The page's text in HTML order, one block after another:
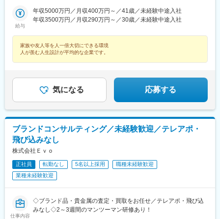
港駅(大阪モノレール)、狛江駅、芳賀台駅、学園前駅(奈良県)、上
保原駅、肥後橋駅、下板橋駅、登戸駅、東伏見駅、下総中山駅、
山陽女学園前駅、球場前駅(高知県)、大江橋駅、宇都宮駅東口駅
くりこま高原駅、長町一丁目駅、宇治駅(奈良線)、久津川駅、山城
青谷駅、天ケ瀬駅、有佐駅、吉井駅(群馬県)、前橋大島駅、広駅、
駅(三重県)、三瀬谷駅、南鳥海駅、鶴岡駅、赤湯駅、奈古駅、日野
駅(滋賀県)、堅田駅、近江長岡駅、十文字駅、扇田駅、三ツ境駅、
公園駅、蛍池駅、津久見駅、松浦駅、石橋駅(長崎県)、上田駅、小
作駅、和泉多摩川駅、井荻駅、阿波山川駅、石井駅(徳島県)、南小
松島駅、ゆいの杜東駅、高久駅、五位堂駅、富雄駅、西加積駅、
東野尻駅、ハーモニーホール駅、遠賀川駅、行橋駅、糸島高校前
駅、保原駅、会津若松駅、原ノ町駅、山陽網干駅、三木駅(神戸電
鉄線)、南小樽駅、稲積公園駅、苫小牧駅、和歌山港駅、淀屋橋
駅、大山駅(東京都)、モレラ岐阜駅、千歳駅(北海道)、卸町駅(宮城
県)、伏屋駅、吉塚駅、伊予三島駅、友部駅、花崎駅、偕楽園駅、
守谷駅、ゆめみ野駅、北春日部駅、上星川駅、善行駅、三崎口
駅、内宿駅、柏の葉キャンパス駅、岩瀬駅、古河駅、鶴瀬駅、東
武動物公園駅、上板橋駅、本厚木駅、亀戸水神駅、東千葉駅、高
田駅(神奈川県)、向ケ丘遊園駅、北山田駅(神奈川県)、西武柳沢
駅、川和町駅、雀宮駅、岡本駅(栃木県)、木更津駅、北松戸駅、武
里駅、栗橋駅、樅山駅、湯河原駅、松戸駅、東富岡駅、新鹿沼
駅、楡木駅、原木中山駅、東林間駅、東武宇都宮駅、秩父駅、小
給与
年収5000万円／月収400万円～／41歳／未経験中途入社
年収3500万円／月収290万円～／30歳／未経験中途入社
家族や友人等を人一倍大切にできる環境
人が羨む人生設計が平均的な企業です。
気になる 応募する
ブランドコンサルティング／未経験歓迎／テレアポ・
飛び込みなし
株式会社Ｅｖｏ
正社員 転勤なし 5名以上採用
職種未経験歓迎
業種未経験歓迎
仕事内容
◇ブランド品・貴金属の査定・買取をお任せ／テレアポ・飛び込
みなし◇2～3週間のマンツーマン研修あり！